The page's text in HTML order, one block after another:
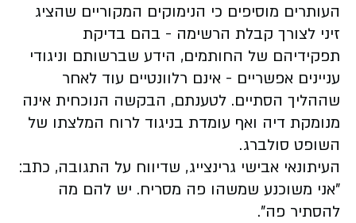
העותרים מוסיפים כי הנימוקים המקוריים שהציג
זיני לצורך קבלת הרשימה - בהם בדיקת
תפקידיהם של החותמים, הידע שברשותם וניגודי
עניינים אפשריים - אינם רלוונטיים עוד לאחר
שההליך הסתיים. לטענתם, הבקשה הנוכחית אינה
מנומקת דיה ואף עומדת בניגוד לרוח המלצתו של
השופט סולברג.
העיתונאי אבישי גרינצייג, שדיווח על התגובה, כתב:
"אני משוכנע שמשהו פה מסריח. יש להם מה
להסתיר פה".